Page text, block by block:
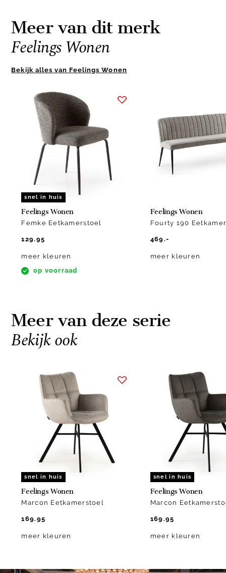
Meer van dit merk
Feelings Wonen
Bekijk alles van Feelings Wonen
snel in huis
Feelings Wonen
Femke Eetkamerstoel
129.95
meer kleuren
op voorraad
Feelings Wonen
Fourty 190
469.-
meer kleuren
Meer van deze serie
Bekijk ook
snel in huis
Feelings Wonen
Marcon Eetkamerstoel
169.95
meer kleuren
snel in huis
Feelings Wonen
Marcon
169.95
meer kleuren